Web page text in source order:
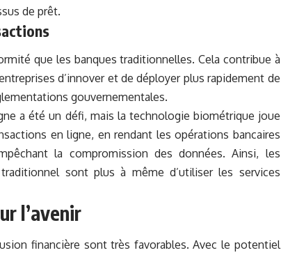
de prêt.
que les banques traditionnelles. Cela contribue à
d’innover et de déployer plus rapidement de
gouvernementales.
a été un défi, mais la technologie biométrique joue
en ligne, en rendant les opérations bancaires
la compromission des données. Ainsi, les
sont plus à même d’utiliser les services
l’avenir
financière sont très favorables. Avec le potentiel